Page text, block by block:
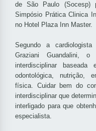
de São Paulo (Socesp)
Simpósio Prática Clinica
no Hotel Plaza Inn Master.
Segundo a
Graziani Guandalini,
interdisciplinar
odontológica, nutrição,
física. Cuidar bem do
interdisciplinar que
interligado para que
especialista.